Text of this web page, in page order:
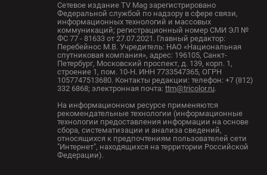
Сетевое издание TV Mag зарегистрировано
Федеральной службой по надзору в сфере связи,
информационных технологий и массовых
коммуникаций; регистрационный номер СМИ ЭЛ №
ФС 77 - 81633 от 27.07.2021. Главный редактор:
Перебейнос М.В. Учредитель: НАО «Национальная
спутниковая компания», адрес: 196105, Санкт-
Петербург, Московский проспект, д. 139, корп. 1,
строение 1, пом. 10-Н. ИНН 7733547365, ОГРН
1057747513680. Контакты редакции: телефон: +7 (812)
332 6868; электронная почта: ttm@tricolor.ru.
На информационном ресурсе применяются
рекомендательные технологии (информационные
технологии предоставления информации на основе
сбора, систематизации и анализа сведений,
относящихся к предпочтениям пользователей сети
"Интернет", находящихся на территории Российской
Федерации).